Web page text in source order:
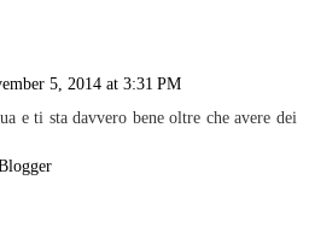
5, 2014 at 3:31 PM
e ti sta davvero bene oltre che avere dei